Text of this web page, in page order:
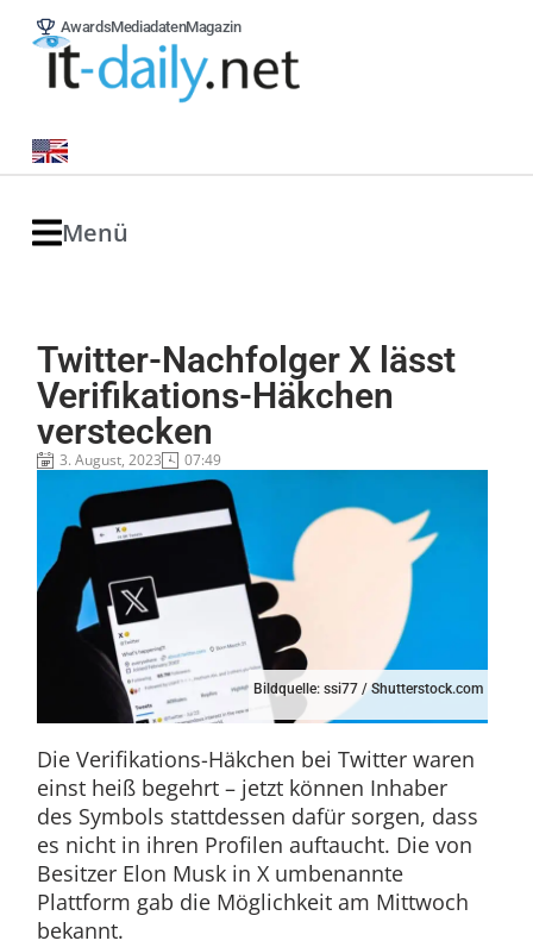
AwardsMediadatenMagazin
Menü
Twitter-Nachfolger X lässt
Verifikations-Häkchen
verstecken
3. August, 2023 07:49
Bildquelle: ssi77 / Shutterstock.com
Die Verifikations-Häkchen bei Twitter waren
einst heiß begehrt – jetzt können Inhaber
des Symbols stattdessen dafür sorgen, dass
es nicht in ihren Profilen auftaucht. Die von
Besitzer Elon Musk in X umbenannte
Plattform gab die Möglichkeit am Mittwoch
bekannt.